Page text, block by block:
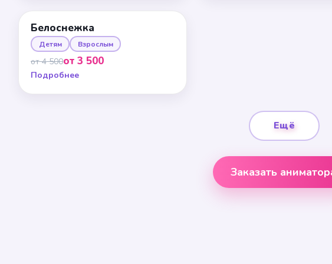
Белоснежка
Детям Взрослым
от 4 500от 3 500
Подробнее
Ещё
Заказать